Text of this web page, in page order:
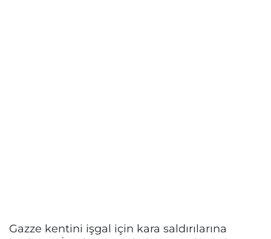
Gazze kentini işgal için kara saldırılarına